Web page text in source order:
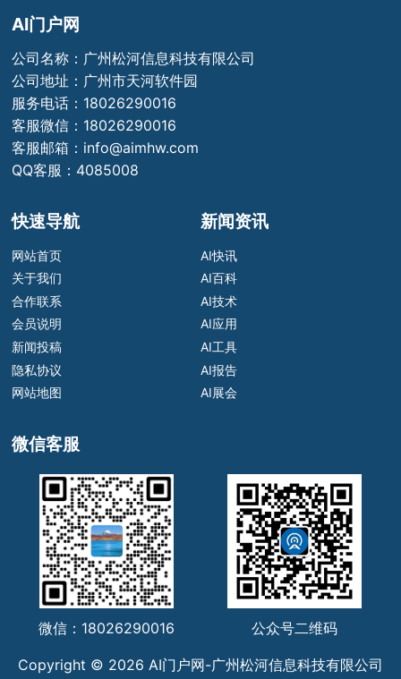
AI门户网
公司名称：广州松河信息科技有限公司
公司地址：广州市天河软件园
服务电话：18026290016
客服微信：18026290016
客服邮箱：info@aimhw.com
QQ客服：4085008
快速导航
网站首页
关于我们
合作联系
会员说明
新闻投稿
隐私协议
网站地图
新闻资讯
AI快讯
AI百科
AI技术
AI应用
AI工具
AI报告
AI展会
微信客服
微信：18026290016 公众号二维码
Copyright © 2026 AI门户网-广州松河信息科技有限公司